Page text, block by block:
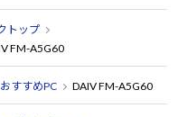
トップ
FM-A5G60
すすめPC DAIV FM-A5G60